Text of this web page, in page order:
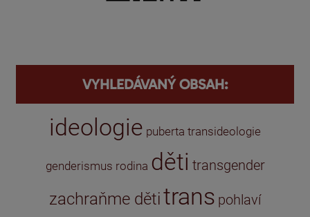
VYHLEDÁVANÝ OBSAH:
ideologie puberta transideologie
genderismus rodina děti transgender
zachraňme dětitrans pohlaví